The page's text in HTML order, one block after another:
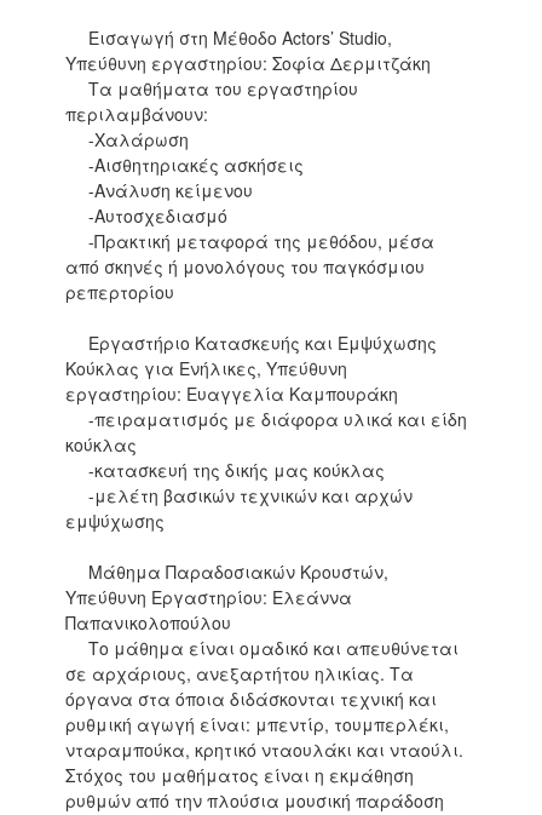
Εισαγωγή στη Μέθοδο Actors’ Studio,
Υπεύθυνη εργαστηρίου: Σοφία Δερμιτζάκη
Τα μαθήματα του εργαστηρίου
περιλαμβάνουν:
-Χαλάρωση
-Αισθητηριακές ασκήσεις
-Ανάλυση κείμενου
-Αυτοσχεδιασμό
-Πρακτική μεταφορά της μεθόδου, μέσα
από σκηνές ή μονολόγους του παγκόσμιου
ρεπερτορίου
Εργαστήριο Κατασκευής και Εμψύχωσης
Κούκλας για Ενήλικες, Υπεύθυνη
εργαστηρίου: Ευαγγελία Καμπουράκη
-πειραματισμός με διάφορα υλικά και είδη
κούκλας
-κατασκευή της δικής μας κούκλας
-μελέτη βασικών τεχνικών και αρχών
εμψύχωσης
Μάθημα Παραδοσιακών Κρουστών,
Υπεύθυνη Εργαστηρίου: Ελεάννα
Παπανικολοπούλου
Το μάθημα είναι ομαδικό και απευθύνεται
σε αρχάριους, ανεξαρτήτου ηλικίας. Τα
όργανα στα όποια διδάσκονται τεχνική και
ρυθμική αγωγή είναι: μπεντίρ, τουμπερλέκι,
νταραμπούκα, κρητικό νταουλάκι και νταούλι.
Στόχος του μαθήματος είναι η εκμάθηση
ρυθμών από την πλούσια μουσική παράδοση